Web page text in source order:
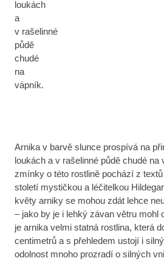
loukách
a
v rašelinné
půdě
chudé
na
vápník.
Arnika v barvě slunce prospívá na
loukách a v rašelinné půdě chudé
zmínky o této rostlině pochází z
století mystičkou a léčitelkou
květy arniky se mohou zdát lehce
– jako by je i lehký závan větru mohl
je arnika velmi statná rostlina, která
centimetrů a s přehledem ustojí i
odolnost mnoho prozradí o silných